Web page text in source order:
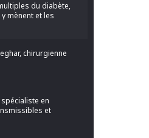
du diabète,
mènent et les
chirurgienne
en
et